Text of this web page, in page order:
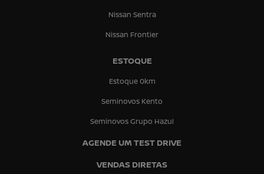
Nissan Sentra
Nissan Frontier
ESTOQUE
Estoque 0km
Seminovos Kento
Seminovos Grupo Hazul
AGENDE UM TEST DRIVE
VENDAS DIRETAS